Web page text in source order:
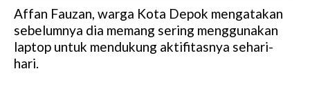
Affan Fauzan, warga Kota Depok mengatakan
sebelumnya dia memang sering menggunakan
laptop untuk mendukung aktifitasnya sehari-
hari.